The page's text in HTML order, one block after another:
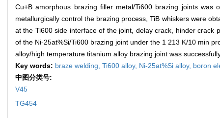
Cu+B amorphous brazing filler metal/Ti600 brazing joints
metallurgically control the brazing process, TiB whiskers were
at the Ti600 side interface of the joint, delay crack, hinder
of the Ni-25at%Si/Ti600 brazing joint under the 1 213 K/10 min
alloy/high temperature titanium alloy brazing joint was
Key words: braze welding, Ti600 alloy, Ni-25at%Si alloy, boron
中图分类号:
V45
TG454